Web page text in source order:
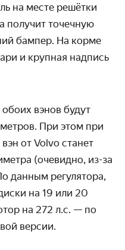
на месте решётки
получит точечную
бампер. На корме
и крупная надпись
вэнов будут
При этом при
от Volvo станет
(очевидно, из-за
данным регулятора,
на 19 или 20
на 272 л.с. — по
версии.